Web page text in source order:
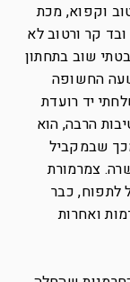
וקפוא, מכת
קר ורטוב לא
שוב בתחתון
החשופה
יד רועדת
הרבה, הוא
שבמקביל
צמרמורת
לתפוח, כבר
ואחרות